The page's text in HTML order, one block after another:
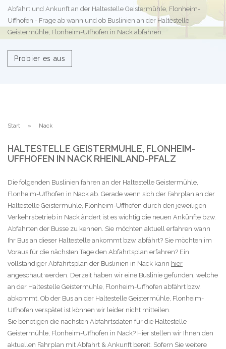
Abfahrt und Ankunft an der Haltestelle Geistermühle, Flonheim-
Uffhofen - Frage ab wann und ob Buslinien an der Haltestelle
Geistermühle, Flonheim-Uffhofen in Nack abfahren.
Probier es aus
Start Nack
HALTESTELLE GEISTERMÜHLE, FLONHEIM-
UFFHOFEN IN NACK RHEINLAND-PFALZ
Die folgenden Buslinien fahren an der Haltestelle Geistermühle,
Flonheim-Uffhofen in Nack ab. Gerade wenn sich der Fahrplan an der
Haltestelle Geistermühle, Flonheim-Uffhofen durch den jeweiligen
Verkehrsbetrieb in Nack ändert ist es wichtig die neuen Ankünfte bzw.
Abfahrten der Busse zu kennen. Sie möchten aktuell erfahren wann
Ihr Bus an dieser Haltestelle ankommt bzw. abfährt? Sie möchten im
Voraus für die nächsten Tage den Abfahrtsplan erfahren? Ein
vollständiger Abfahrtsplan der Buslinien in Nack kann hier
angeschaut werden. Derzeit haben wir eine Buslinie gefunden, welche
an der Haltestelle Geistermühle, Flonheim-Uffhofen abfährt bzw.
abkommt. Ob der Bus an der Haltestelle Geistermühle, Flonheim-
Uffhofen verspätet ist können wir leider nicht mitteilen.
Sie benötigen die nächsten Abfahrtsdaten für die Haltestelle
Geistermühle, Flonheim-Uffhofen in Nack? Hier stellen wir Ihnen den
aktuellen Fahrplan mit Abfahrt & Ankunft bereit. Sofern Sie weitere